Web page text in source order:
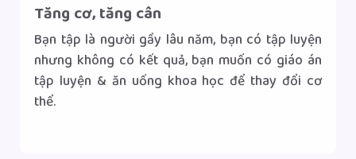
Tăng cơ, tăng cân
Bạn tập là người gầy lâu năm, bạn có tập luyện
nhưng không có kết quả, bạn muốn có giáo án
tập luyện & ăn uống khoa học để thay đổi cơ
thể.